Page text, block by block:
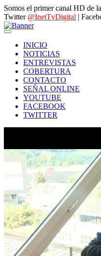
Somos el primer canal HD de
Twitter @InetTvDigital |
INICIO
NOTICIAS
ENTREVISTAS
COBERTURA
CONTACTO
SEÑAL ONLINE
YOUTUBE
FACEBOOK
TWITTER